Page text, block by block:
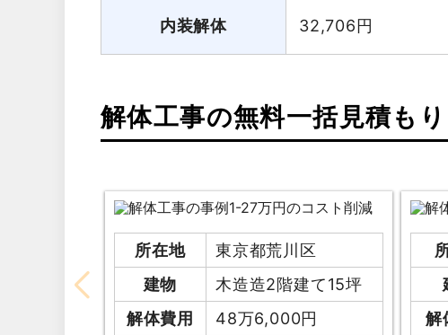
内装解体 32,706円
解体工事の無料一括見積もり
所在地
東京都荒川区
建物
木造造2階建て15坪
解体費用
48万6,000円
解